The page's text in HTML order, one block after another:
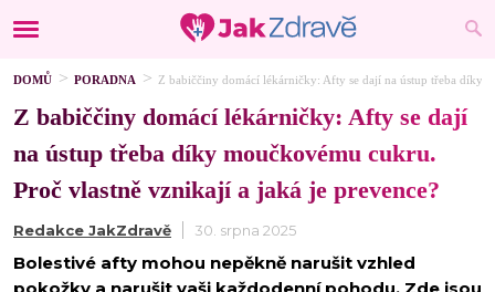
DOMŮ PORADNA Z babiččiny domácí lékárničky: Afty se dají na ústup třeba díky
Z babiččiny domácí lékárničky: Afty se dají
na ústup třeba díky moučkovému cukru.
Proč vlastně vznikají a jaká je prevence?
Redakce JakZdravě 30. srpna 2025
Bolestivé afty mohou nepěkně narušit vzhled